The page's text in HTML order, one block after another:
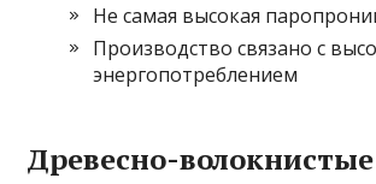
Не самая высокая
Производство связано с
энергопотреблением
Древесно-